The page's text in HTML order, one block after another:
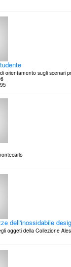
degli arredi nel Palazzo
orientamento sugli scenari
dell'inossidabile
oggeti della Collezione